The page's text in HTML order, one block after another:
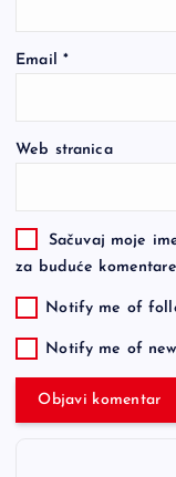
Email *
Web stranica
Sačuvaj moje
za buduće
Notify me of
Notify me of